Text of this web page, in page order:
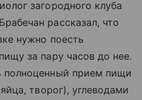
загородного клуба
рассказал, что
нужно поесть
за пару часов до нее.
полноценный прием пищи
творог), углеводами